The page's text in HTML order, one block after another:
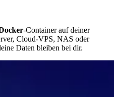
-Container auf deiner
Cloud-VPS, NAS oder
Daten bleiben bei dir.